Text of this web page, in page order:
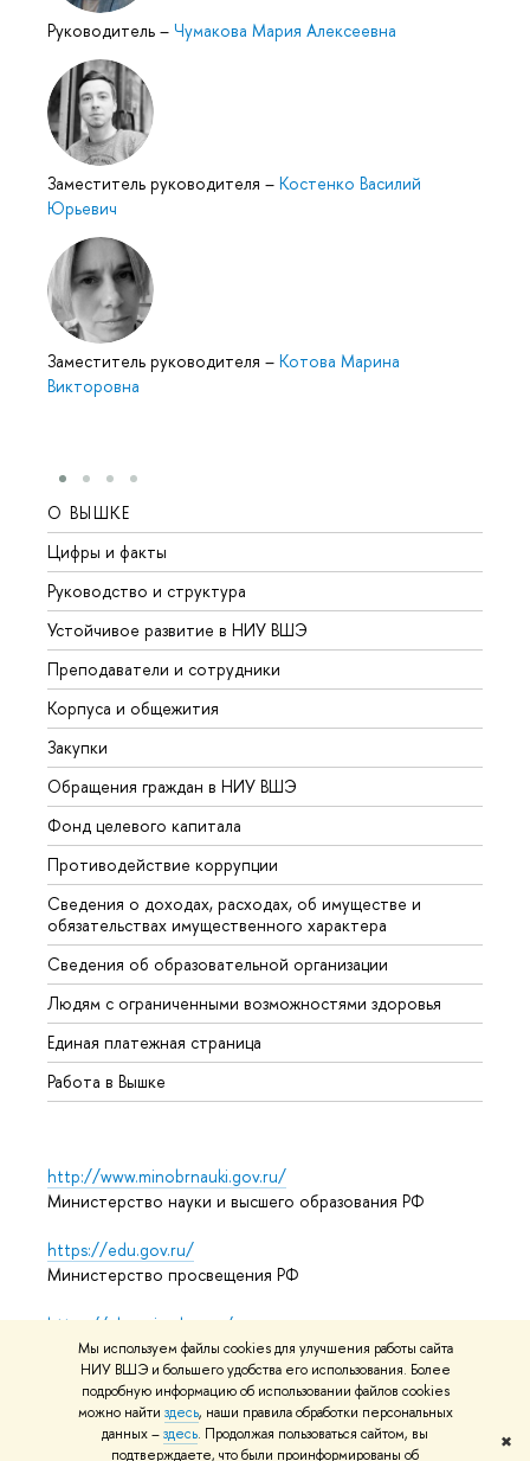
Мы используем файлы cookies для улучшения работы сайта
НИУ ВШЭ и большего удобства его использования. Более
подробную информацию об использовании файлов cookies
можно найти здесь, наши правила обработки персональных
данных –здесь. Продолжая пользоваться сайтом, вы
подтверждаете, что были проинформированы об
✖
Руководитель – Чумакова Мария Алексеевна
Заместитель руководителя – Костенко Василий
Юрьевич
Заместитель руководителя – Котова Марина
Викторовна
О ВЫШКЕ
Цифры и факты
Руководство и структура
Устойчивое развитие в НИУ ВШЭ
Преподаватели и сотрудники
Корпуса и общежития
Закупки
Обращения граждан в НИУ ВШЭ
Фонд целевого капитала
Противодействие коррупции
Сведения о доходах, расходах, об имуществе и
обязательствах имущественного характера
Сведения об образовательной организации
Людям с ограниченными возможностями здоровья
Единая платежная страница
Работа в Вышке
http://www.minobrnauki.gov.ru/
Министерство науки и высшего образования РФ
https://edu.gov.ru/
Министерство просвещения РФ
https://elearning.hse.ru/mooc
Массовые открытые онлайн-курсы
© НИУ ВШЭ 1993–2026 Адреса и контактыУсловия
использования материаловПолитика конфиденциальности